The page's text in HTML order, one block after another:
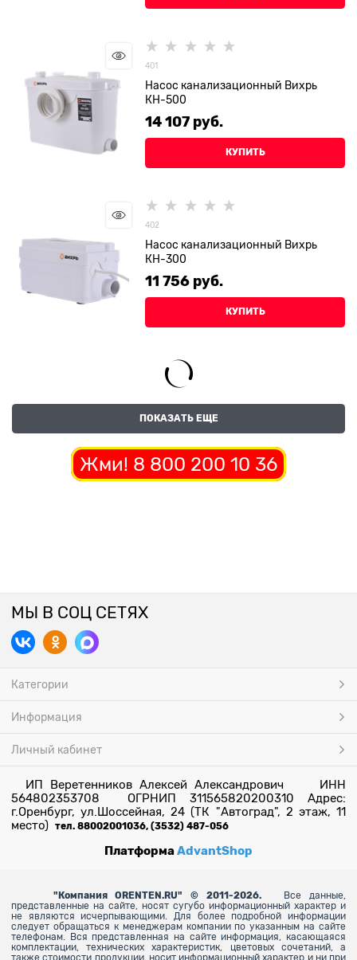
401
Насос канализационный Вихрь
КН-500
14 107 руб.
КУПИТЬ
402
Насос канализационный Вихрь
КН-300
11 756 руб.
КУПИТЬ
ПОКАЗАТЬ ЕЩЕ
Жми! 8 800 200 10 36
МЫ В СОЦ СЕТЯХ
Категории
Информация
Личный кабинет
ИП Веретенников Алексей Александрович ИНН
564802353708 ОГРНИП 311565820200310 Адрес:
г.Оренбург, ул.Шоссейная, 24 (ТК "Автоград", 2 этаж, 11
место) тел. 88002001036, (3532) 487-056
ПлатформаAdvantShop
" Компания ORENTEN.RU" © 2011-2026.
Все данные,
представленные на сайте, носят сугубо информационный характер и
не являются исчерпывающими. Для более подробной информации
следует обращаться к менеджерам компании по указанным на сайте
телефонам. Вся представленная на сайте информация, касающаяся
комплектации, технических характеристик, цветовых сочетаний, а
также стоимости продукции, носит информационный характер и ни при